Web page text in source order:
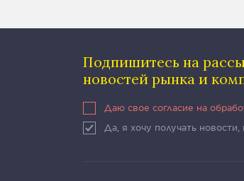
Подпишитесь на
новостей рынка и
Даю свое согласие на
Да, я хочу получать